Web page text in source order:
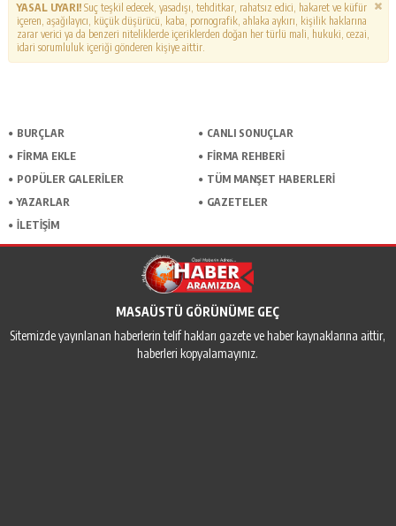
YASAL UYARI!Suç teşkil edecek, yasadışı, tehditkar, rahatsız edici, hakaret ve küfür
içeren, aşağılayıcı, küçük düşürücü, kaba, pornografik, ahlaka aykırı, kişilik haklarına
zarar verici ya da benzeri niteliklerde içeriklerden doğan her türlü mali, hukuki, cezai,
idari sorumluluk içeriği gönderen kişiye aittir.
BURÇLAR
CANLI SONUÇLAR
FİRMA EKLE
FİRMA REHBERİ
POPÜLER GALERİLER
TÜM MANŞET HABERLERİ
YAZARLAR
GAZETELER
İLETİŞİM
MASAÜSTÜ GÖRÜNÜME GEÇ
Sitemizde yayınlanan haberlerin telif hakları gazete ve haber kaynaklarına aittir,
haberleri kopyalamayınız.